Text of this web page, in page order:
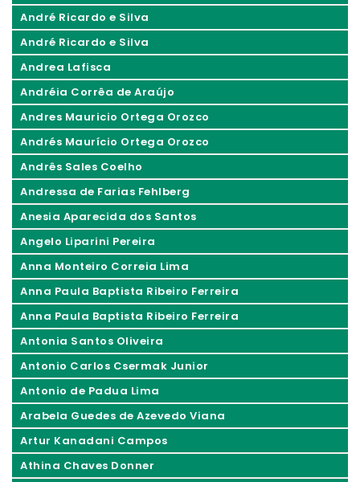
André Ricardo e Silva
André Ricardo e Silva
Andrea Lafisca
Andréia Corrêa de Araújo
Andres Mauricio Ortega Orozco
Andrés Maurício Ortega Orozco
Andrês Sales Coelho
Andressa de Farias Fehlberg
Anesia Aparecida dos Santos
Angelo Liparini Pereira
Anna Monteiro Correia Lima
Anna Paula Baptista Ribeiro Ferreira
Anna Paula Baptista Ribeiro Ferreira
Antonia Santos Oliveira
Antonio Carlos Csermak Junior
Antonio de Padua Lima
Arabela Guedes de Azevedo Viana
Artur Kanadani Campos
Athina Chaves Donner